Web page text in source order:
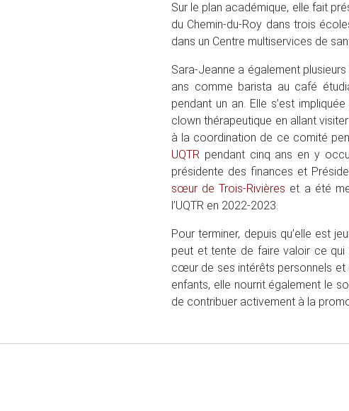
Sur le plan académique, elle fait
du Chemin-du-Roy dans trois
dans un Centre multiservices de
Sara-Jeanne a également
ans comme barista au café
pendant un an. Elle s’est
clown thérapeutique en allant
à la coordination de ce comité
UQTR pendant cinq ans en y
présidente des finances et
sœur de Trois-Rivières et a été
l’UQTR en 2022-2023.
Pour terminer, depuis qu’elle est
peut et tente de faire valoir ce qui
cœur de ses intérêts personnels et
enfants, elle nourrit également le
de contribuer activement à la